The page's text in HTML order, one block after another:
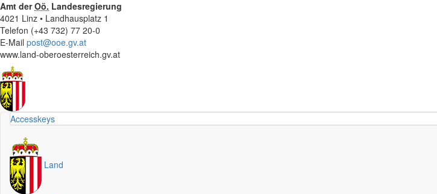
Amt derOö. Landesregierung
4021 Linz • Landhausplatz 1
Telefon (+43 732) 77 20-0
E-Mail post@ooe.gv.at
www.land-oberoesterreich.gv.at
Accesskeys
Land